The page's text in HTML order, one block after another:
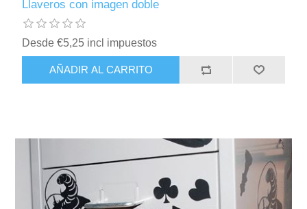
Llaveros con imagen doble
Desde €5,25 incl impuestos
AÑADIR AL CARRITO